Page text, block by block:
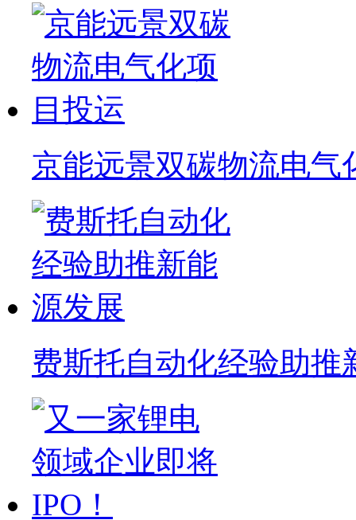
京能远景双碳物流电气
费斯托自动化经验助推